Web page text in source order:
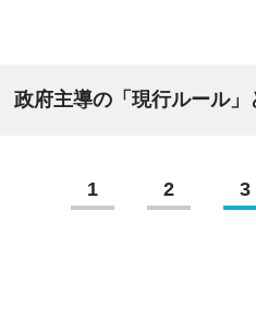
政府主導の「現行ルール」
1 2 3